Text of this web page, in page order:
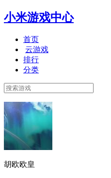
小米游戏中心
首页
云游戏
排行
分类
胡欧欧皇